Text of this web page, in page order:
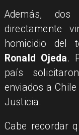
Además,
directamente
homicidio del
Ronald Ojeda.
país
enviados a
Justicia.
Cabe recordar